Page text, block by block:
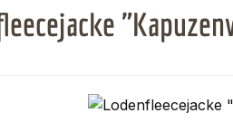
überspringen